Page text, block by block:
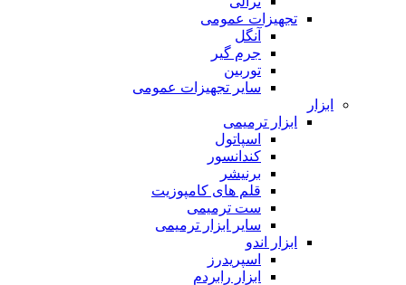
تجهیزات عمومی
آنگل
جرم گیر
توربین
سایر تجهیزات عمومی
ابزار
ابزار ترمیمی
اسپاتول
کندانسور
برنیشر
قلم های کامپوزیت
ست ترمیمی
سایر ابزار ترمیمی
ابزار اندو
اسپریدرز
ابزار رابردم